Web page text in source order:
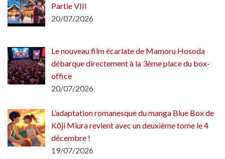
Partie VIII
20/07/2026
Le nouveau film écarlate de Mamoru Hosoda
débarque directement à la 3ème place du box-
office
20/07/2026
L’adaptation romanesque du manga Blue Box de
Kōji Miura revient avec un deuxième tome le 4
décembre !
19/07/2026